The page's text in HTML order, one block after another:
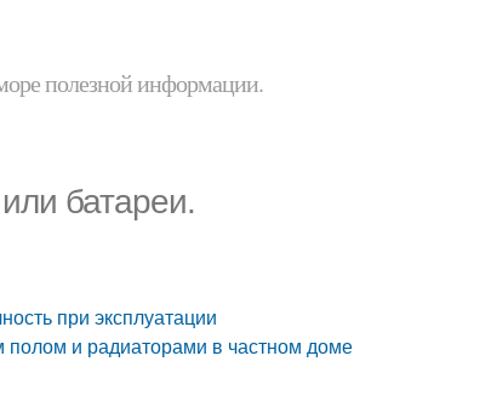
полезной информации.
батареи.
при эксплуатации
и радиаторами в частном доме